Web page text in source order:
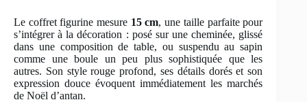
Le coffret figurine mesure 15 cm, une taille parfaite pour
s’intégrer à la décoration : posé sur une cheminée, glissé
dans une composition de table, ou suspendu au sapin
comme une boule un peu plus sophistiquée que les
autres. Son style rouge profond, ses détails dorés et son
expression douce évoquent immédiatement les marchés
de Noël d’antan.